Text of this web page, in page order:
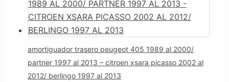
amortiguador trasero peugeot 405 1989 al 2000/
partner 1997 al 2013 – citroen xsara picasso 2002 al
2012/ berlingo 1997 al 2013